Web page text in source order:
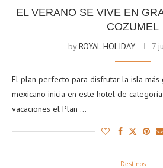
EL VERANO SE VIVE EN
COZUMEL
byROYAL HOLIDAY 7
El plan perfecto para disfrutar la isla más
mexicano inicia en este hotel de
vacaciones el Plan …
Destinos